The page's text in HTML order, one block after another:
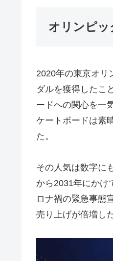
オリンピ
2020年の東京オリ
ダルを獲得したこ
ードへの関心を一
ケートボードは素
た。
その人気は数字に
から2031年にかけ
ロナ禍の緊急事態
売り上げが倍増し